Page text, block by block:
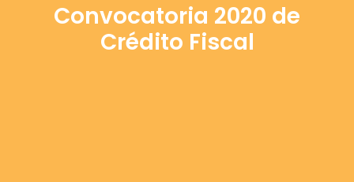
Convocatoria 2020 de
Crédito Fiscal